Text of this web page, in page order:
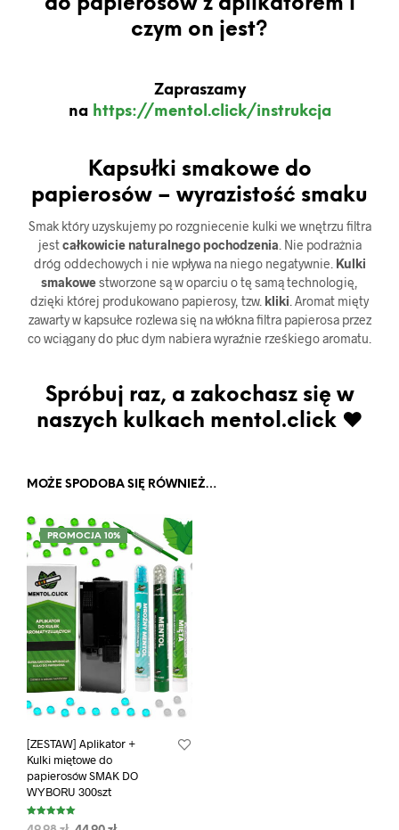
czym on jest?
Zapraszamy
na https://mentol.click/instrukcja
Kapsułki smakowe do
papierosów – wyrazistość smaku
Smak który uzyskujemy po rozgniecenie kulki we wnętrzu filtra
jestcałkowicie naturalnego pochodzenia . Nie podrażnia
dróg oddechowych i nie wpływa na niego negatywnie. Kulki
smakowestworzone są w oparciu o tę samą technologię,
dzięki której produkowano papierosy, tzw. kliki . Aromat mięty
zawarty w kapsułce rozlewa się na włókna filtra papierosa przez
co wciągany do płuc dym nabiera wyraźnie rześkiego aromatu.
Spróbuj raz, a zakochasz się w
naszych kulkach mentol.click ♥
MOŻE SPODOBA SIĘ RÓWNIEŻ…
PROMOCJA 10%
[ZESTAW] Aplikator +
Kulki miętowe do
papierosów SMAK DO
WYBORU 300szt
Oceniono